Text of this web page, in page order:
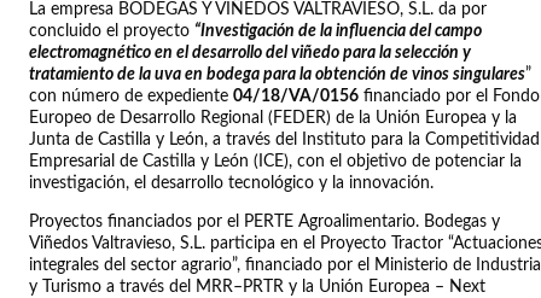
La empresa BODEGAS Y VIÑEDOS VALTRAVIESO, S.L. da por
concluido el proyecto “Investigación de la influencia del campo
electromagnético en el desarrollo del viñedo para la selección y
tratamiento de la uva en bodega para la obtención de vinos singulares”
con número de expediente 04/18/VA/0156 financiado por el Fondo
Europeo de Desarrollo Regional (FEDER) de la Unión Europea y la
Junta de Castilla y León, a través del Instituto para la Competitividad
Empresarial de Castilla y León (ICE), con el objetivo de potenciar la
investigación, el desarrollo tecnológico y la innovación.
Proyectos financiados por el PERTE Agroalimentario. Bodegas y
Viñedos Valtravieso, S.L. participa en el Proyecto Tractor
integrales del sector agrario”, financiado por el Ministerio de Industria
y Turismo a través del MRR–PRTR y la Unión Europea – Next